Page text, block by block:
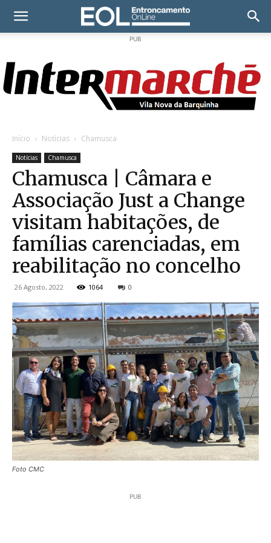
PUB
Início Notícias Chamusca
Notícias Chamusca
Chamusca | Câmara e
Associação Just a Change
visitam habitações, de
famílias carenciadas, em
reabilitação no concelho
26 Agosto, 2022 1064 0
Foto CMC
PUB